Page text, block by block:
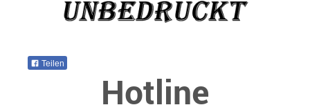
Teilen
Hotline